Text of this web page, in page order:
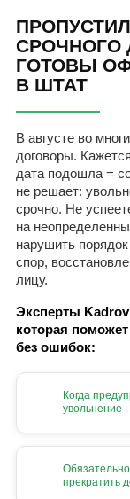
СРОЧНОГО
ГОТОВЫ
В ШТАТ
В августе во
договоры.
дата подошла =
не решает:
срочно. Не
на
нарушить
спор,
лицу.
Эксперты
которая
без ошибок:
Когда
увольнение
прекратить